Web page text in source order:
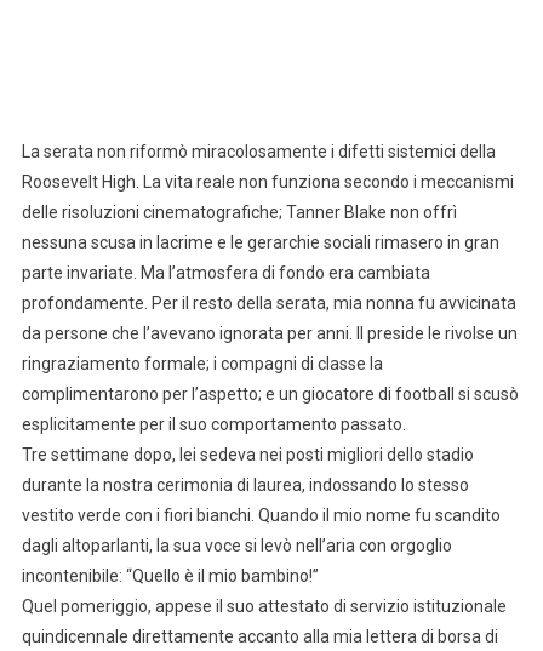
La serata non riformò miracolosamente i difetti sistemici della
Roosevelt High. La vita reale non funziona secondo i meccanismi
delle risoluzioni cinematografiche; Tanner Blake non offrì
nessuna scusa in lacrime e le gerarchie sociali rimasero in gran
parte invariate. Ma l’atmosfera di fondo era cambiata
profondamente. Per il resto della serata, mia nonna fu avvicinata
da persone che l’avevano ignorata per anni. Il preside le rivolse un
ringraziamento formale; i compagni di classe la
complimentarono per l’aspetto; e un giocatore di football si scusò
esplicitamente per il suo comportamento passato.
Tre settimane dopo, lei sedeva nei posti migliori dello stadio
durante la nostra cerimonia di laurea, indossando lo stesso
vestito verde con i fiori bianchi. Quando il mio nome fu scandito
dagli altoparlanti, la sua voce si levò nell’aria con orgoglio
incontenibile: “Quello è il mio bambino!”
Quel pomeriggio, appese il suo attestato di servizio istituzionale
quindicennale direttamente accanto alla mia lettera di borsa di